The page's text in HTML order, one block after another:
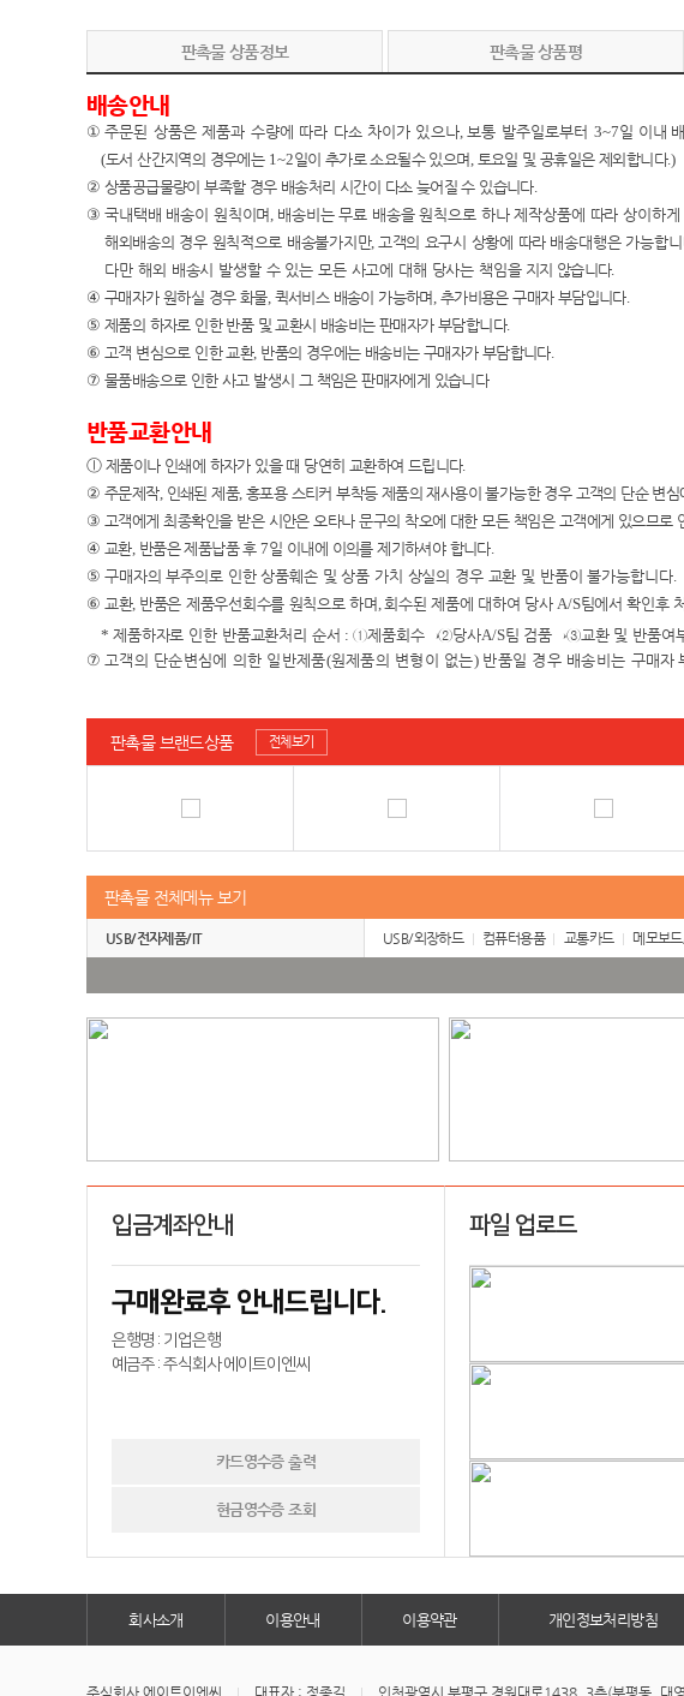
판촉물 상품정보 판촉물 상품평
배송안내
① 주문된 상품은 제품과 수량에 따라 다소 차이가 있으나,보통 발주일로부터 3~7일 이내
(도서 산간지역의 경우에는 1~2일이 추가로 소요될수 있으며, 토요일 및 공휴일은 제외합니다.)
② 상품공급물량이 부족할 경우 배송처리 시간이 다소 늦어질 수 있습니다.
③ 국내택배 배송이 원칙이며, 배송비는 무료 배송을 원칙으로 하나 제작상품에 따라 상이하게
해외배송의 경우 원칙적으로 배송불가지만, 고객의 요구시 상황에 따라 배송대행은 가능합
다만 해외 배송시 발생할 수 있는 모든 사고에 대해 당사는 책임을 지지 않습니다.
④ 구매자가 원하실 경우 화물, 퀵서비스 배송이 가능하며, 추가비용은 구매자 부담입니다.
⑤ 제품의 하자로 인한 반품 및 교환시 배송비는 판매자가 부담합니다.
⑥ 고객 변심으로 인한 교환, 반품의 경우에는 배송비는 구매자가 부담합니다.
⑦ 물품배송으로 인한 사고 발생시 그 책임은 판매자에게 있습니다
반품교환안내
ⓛ 제품이나 인쇄에 하자가 있을 때 당연히 교환하여 드립니다.
② 주문제작, 인쇄된 제품,홍포용 스티커 부착등 제품의 재사용이 불가능한 경우 고객의 단순 변심
③ 고객에게 최종확인을 받은 시안은 오타나 문구의 착오에 대한 모든 책임은 고객에게 있으므로
④ 교환, 반품은 제품납품 후7일 이내에 이의를 제기하셔야 합니다.
⑤ 구매자의 부주의로 인한 상품훼손 및 상품 가치 상실의 경우 교환 및 반품이 불가능합니다.
⑥ 교환, 반품은 제품우선회수를 원칙으로 하며,회수된 제품에 대하여 당사A/S팀에서 확인후
* 제품하자로 인한 반품교환처리 순서 :①제품회수→②당사A/S팀 검품 →③교환 및 반품여
⑦ 고객의 단순변심에 의한 일반제품(원제품의 변형이 없는) 반품일 경우 배송비는 구매자
판촉물 브랜드상품 전체보기
판촉물 전체메뉴 보기
USB/전자제품/IT USB/외장하드 컴퓨터용품 교통카드 메모보
입금계좌안내
구매완료후 안내드립니다.
은행명 : 기업은행
예금주 : 주식회사 에이트이엔씨
카드영수증 출력
현금영수증 조회
파일 업로드
회사소개 이용안내 이용약관 개인정보처리방침
주식회사 에이트이엔씨 대표자 : 정종길 인천광역시 부평구 경원대로1438, 3층(부평동, 대